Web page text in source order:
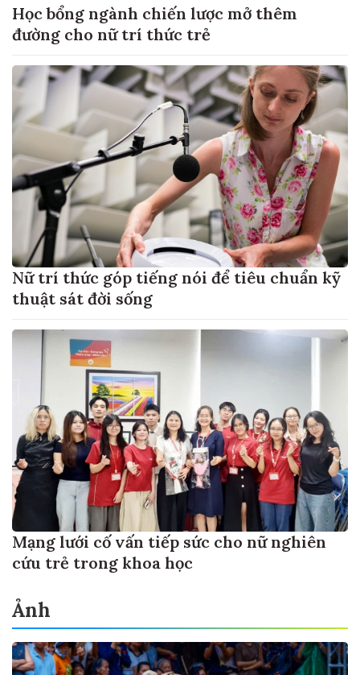
Học bổng ngành chiến lược mở thêm
đường cho nữ trí thức trẻ
Nữ trí thức góp tiếng nói để tiêu chuẩn kỹ
thuật sát đời sống
Mạng lưới cố vấn tiếp sức cho nữ nghiên
cứu trẻ trong khoa học
Ảnh